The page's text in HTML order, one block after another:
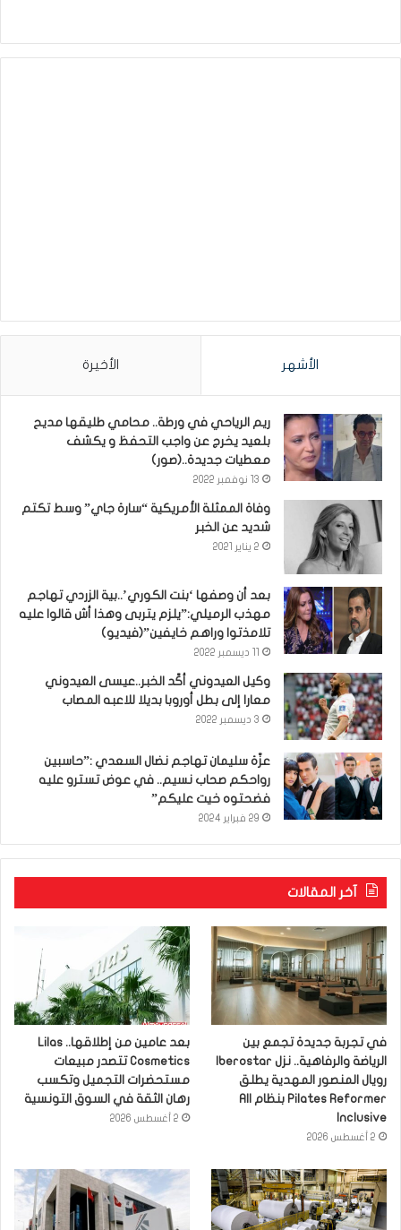
الأشهر الأخيرة
ريم الرياحي في ورطة.. محامي طليقها مديح
بلعيد يخرج عن واجب التحفظ و يكشف
معطيات جديدة..(صور)
13 نوفمبر 2022
وفاة الممثلة الأمريكية “سارة جاي” وسط تكتم
شديد عن الخبر
2 يناير 2021
بعد أن وصفها ‘بنت الكوري’..بية الزردي تهاجم
مهذب الرميلي:”يلزم يتربى وهذا أش قالوا عليه
تلامذتوا وراهم خايفين”(فيديو)
وكيل العيدوني أكّد الخبر..عيسى العيدوني
معارا إلى بطل أوروبا بديلا للاعبه المصاب
3 ديسمبر 2022
عزّة سليمان تهاجم نضال السعدي :”حاسبين
رواحكم صحاب نسيم.. في عوض تسترو عليه
فضحتوه خيت عليكم”
29 فبراير 2024
آخر المقالات
في تجربة جديدة تجمع بين
رويال المنصور المهدية يطلق
Pilates Reformer بنظام All
Inclusive
2 أغسطس 2026
بعد عامين من إطلاقها.. Lilas
Cosmetics تتصدر مبيعات
مستحضرات التجميل وتكسب
رهان الثقة في السوق التونسية
2 أغسطس 2026